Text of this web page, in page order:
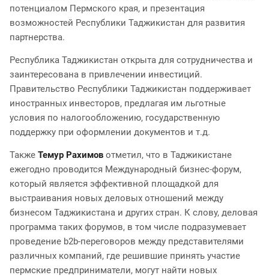
потенциалом Пермского края, и презентация
возможностей Республики Таджикистан для развития
партнерства.
Республика Таджикистан открыта для сотрудничества и
заинтересована в привлечении инвестиций.
Правительство Республики Таджикистан поддерживает
иностранных инвесторов, предлагая им льготные
условия по налогообложению, государственную
поддержку при оформлении документов и т.д.
Также Темур Рахимов отметил, что в Таджикистане
ежегодно проводится Международный бизнес-форум,
который является эффективной площадкой для
выстраивания новых деловых отношений между
бизнесом Таджикистана и других стран. К слову, деловая
программа таких форумов, в том числе подразумевает
проведение b2b-переговоров между представителями
различных компаний, где решившие принять участие
пермские предприниматели, могут найти новых